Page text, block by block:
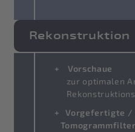
Rekonstruktion
Vorschaue
zur optimalen
Vorgefertigte /
Tomogrammfilter